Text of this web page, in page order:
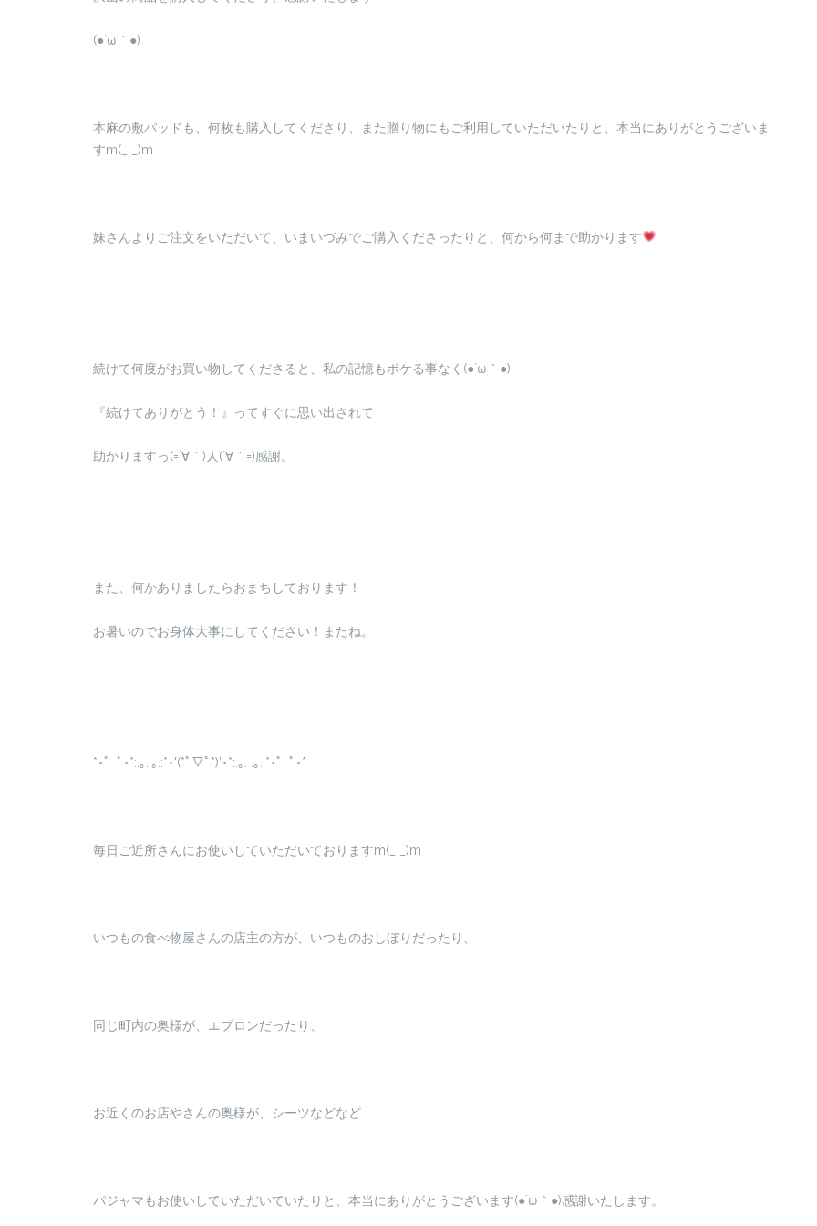
(●´ω｀●)
本麻の敷パッドも、何枚も購入してくださり、また贈り物にもご利用していただいたりと、本当にありがとうございま
すm(_ _)m
妹さんよりご注文をいただいて、いまいづみでご購入くださったりと、何から何まで助かります
続けて何度がお買い物してくださると、私の記憶もボケる事なく(●´ω｀●)
『続けてありがとう！』ってすぐに思い出されて
助かりますっ(=´∀｀)人(´∀｀=)感謝。
また、何かありましたらおまちしております！
お暑いのでお身体大事にしてください！またね。
*･゜ﾟ･*:.｡..｡.:*･'(*ﾟ▽ﾟ*)’･*:.｡. .｡.:*･゜ﾟ･*
毎日ご近所さんにお使いしていただいておりますm(_ _)m
いつもの食べ物屋さんの店主の方が、いつものおしぼりだったり、
同じ町内の奥様が、エプロンだったり、
お近くのお店やさんの奥様が、シーツなどなど
パジャマもお使いしていただいていたりと、本当にありがとうございます(●´ω｀●)感謝いたします。